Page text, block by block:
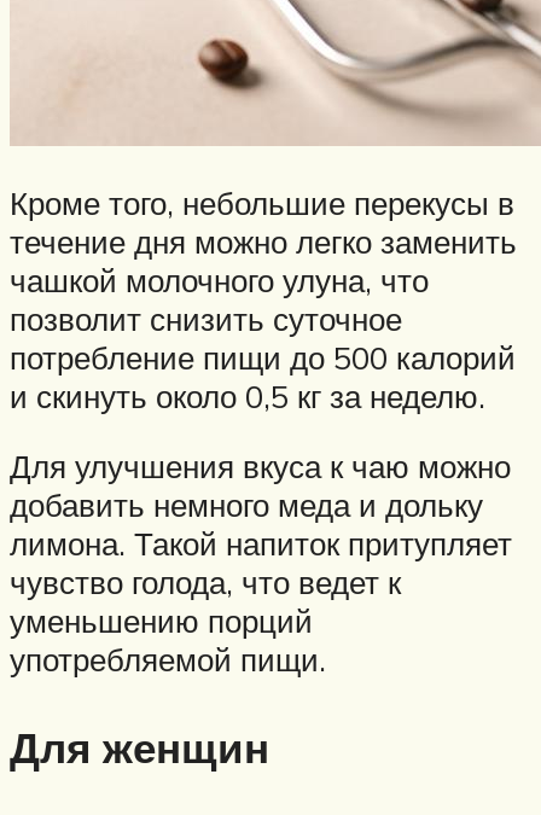
Кроме того, небольшие перекусы в
течение дня можно легко заменить
чашкой молочного улуна, что
позволит снизить суточное
потребление пищи до 500 калорий
и скинуть около 0,5 кг за неделю.
Для улучшения вкуса к чаю можно
добавить немного меда и дольку
лимона. Такой напиток притупляет
чувство голода, что ведет к
уменьшению порций
употребляемой пищи.
Для женщин